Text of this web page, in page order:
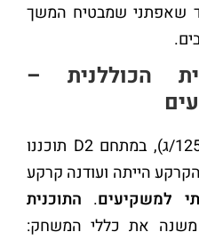
– יעד שאפתני שמבטיח המשך
הכוללנית –
לפי התוכנית הקודמת (12567/ג), במתחם D2 תוכננו
הקרקע הייתה ועודנה קרקע
למשקיעים. התוכנית
משנה את כללי המשחק: